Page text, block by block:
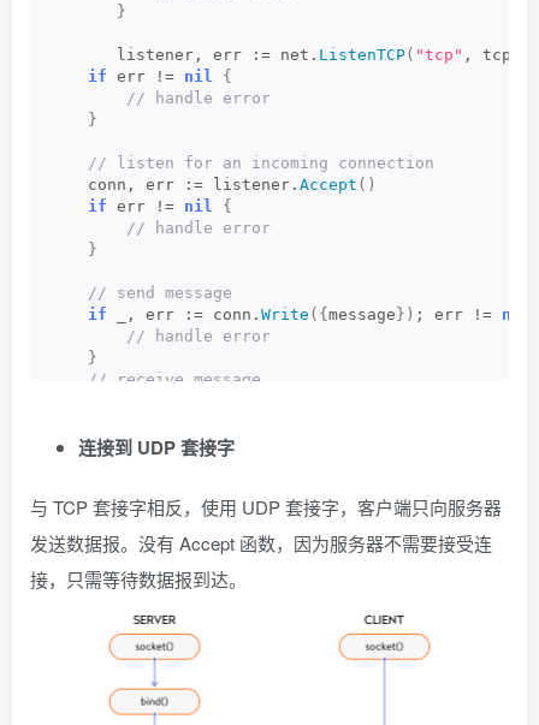
}
       listener, err := net.
ListenTCP( "tcp" ,
if err != nil
{
// handle error
}
// listen for an incoming connection
    conn, err := listener.
Accept ()
if err != nil
{
// handle error
}
// send message
if _, err := conn. Write ({message}) ; err != nil
// handle error
}
// receive message
if err != nil {
连接到 UDP 套接字
与 TCP 套接字相反，使用 UDP 套接字，客户端只向服务器
发送数据报。没有 Accept 函数，因为服务器不需要接受连
接，只需等待数据报到达。